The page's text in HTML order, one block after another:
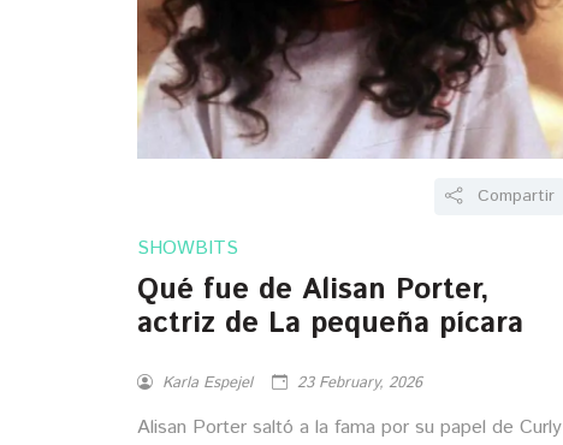
Compartir
SHOWBITS
Qué fue de Alisan Porter,
actriz de La pequeña pícara
Karla Espejel 23 February, 2026
Alisan Porter saltó a la fama por su papel de Curly